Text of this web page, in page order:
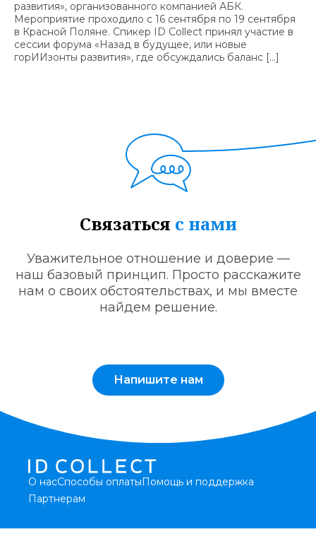
развития», организованного компанией АБК.
Мероприятие проходило с 16 сентября по 19 сентября
в Красной Поляне. Спикер ID Collect принял участие в
сессии форума «Назад в будущее, или новые
горИИзонты развития», где обсуждались баланс […]
Связаться с нами
Уважительное отношение и доверие —
наш базовый принцип. Просто расскажите
нам о своих обстоятельствах, и мы вместе
найдем решение.
Напишите нам
О насСпособы оплатыПомощь и поддержка
Партнерам